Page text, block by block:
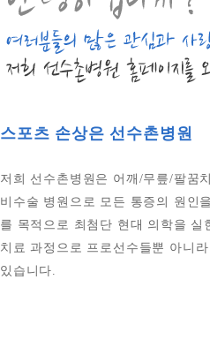
스포츠 손상은 선수촌병원
저희 선수촌병원은 어깨/무릎/팔꿈
비수술 병원으로 모든 통증의 원인
를 목적으로 최첨단 현대 의학을 실
치료 과정으로 프로선수들뿐 아니
있습니다.